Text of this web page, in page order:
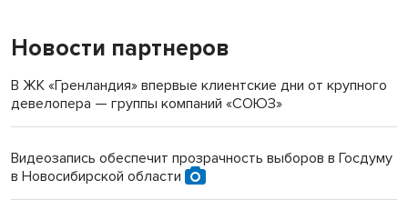
«Мы живём на пастбище!»: в новосибирском селе лошади
терроризируют жителей
Инвалид получил условный срок за избиение врачей
Новосибирский преподаватель с женой вошли в топ-16
Новости партнеров
В ЖК «Гренландия» впервые клиентские дни от крупного
девелопера — группы компаний «СОЮЗ»
Видеозапись обеспечит прозрачность выборов в Госдуму
в Новосибирской области